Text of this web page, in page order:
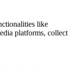
like
platforms, collect